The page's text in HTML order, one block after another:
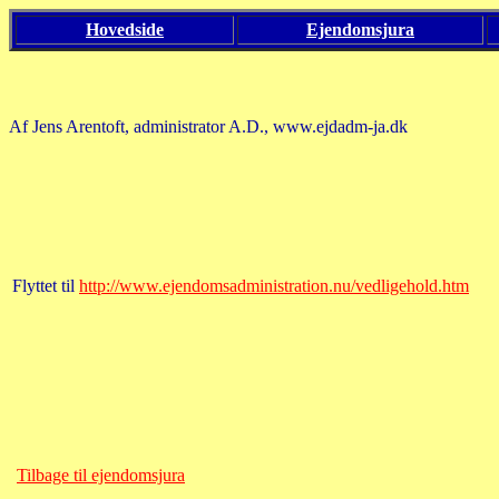
Hovedside Ejendomsjura
Af Jens Arentoft, administrator A.D., www.ejdadm-ja.dk
Flyttet til http://www.ejendomsadministration.nu/vedligehold.htm
Tilbage til ejendomsjura